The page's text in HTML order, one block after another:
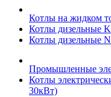
Котлы на жидком
Котлы дизельные
Котлы дизельные
Промышленные
Котлы
30кВт)